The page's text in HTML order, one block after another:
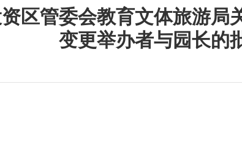
区管委会教育文体旅游
变更举办者与园长的